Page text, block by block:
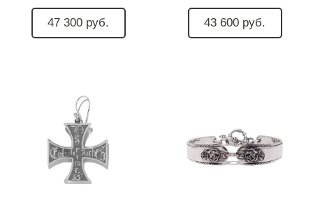
47 300 руб. 43 600 руб.